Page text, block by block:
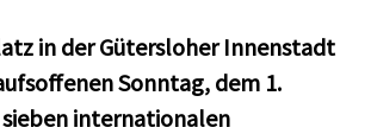
in der Gütersloher Innenstadt
Sonntag, dem 1.
internationalen